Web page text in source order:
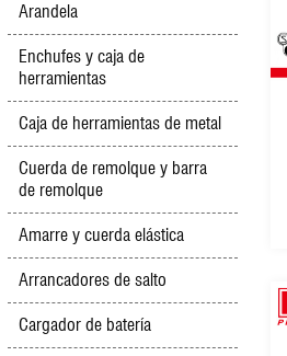
Arandela
Enchufes y caja de
herramientas
Caja de herramientas de metal
Cuerda de remolque y barra
de remolque
Amarre y cuerda elástica
Arrancadores de salto
Cargador de batería